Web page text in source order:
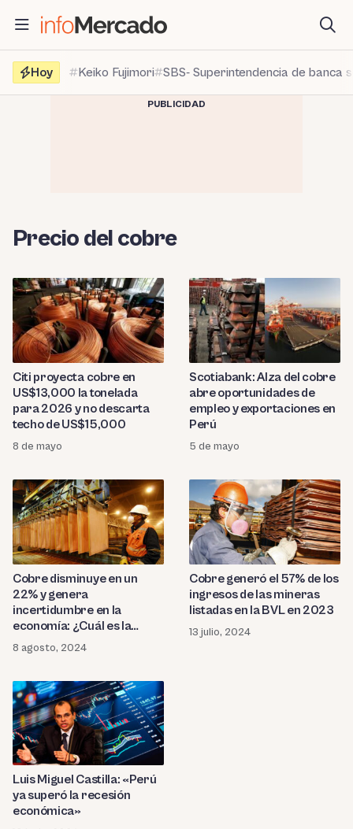
contenido
Hoy
Keiko Fujimori SBS- Superintendencia de banca
PUBLICIDAD
Precio del cobre
Citi proyecta cobre en
US$13,000 la tonelada
para 2026 y no descarta
techo de US$15,000
8 de mayo
Scotiabank: Alza del cobre
abre oportunidades de
empleo y exportaciones en
Perú
5 de mayo
Cobre disminuye en un
22% y genera
incertidumbre en la
economía: ¿Cuál es la
causa?
8 agosto, 2024
Cobre generó el 57% de los
ingresos de las mineras
listadas en la BVL en 2023
13 julio, 2024
Luis Miguel Castilla: «Perú
ya superó la recesión
económica»